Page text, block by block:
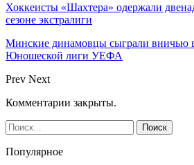
Хоккеисты «Шахтера» одержали
сезоне экстралиги
Минские динамовцы сыграли вничью
Юношеской лиги УЕФА
Prev Next
Комментарии закрыты.
Популярное